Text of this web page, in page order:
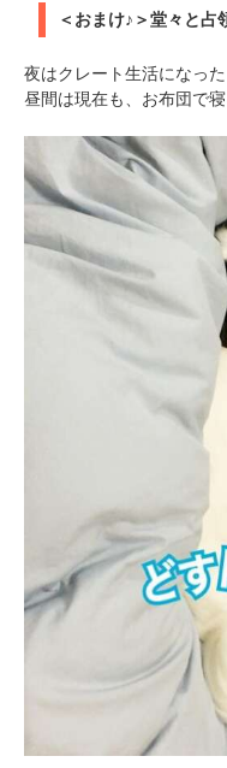
＜おまけ♪＞堂々と占
夜はクレート生活になっ
昼間は現在も、お布団で